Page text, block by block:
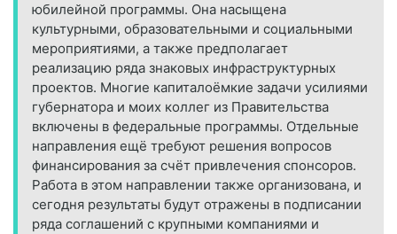
юбилейной программы. Она насыщена
культурными, образовательными и социальными
мероприятиями, а также предполагает
реализацию ряда знаковых инфраструктурных
проектов. Многие капиталоёмкие задачи усилиями
губернатора и моих коллег из Правительства
включены в федеральные программы. Отдельные
направления ещё требуют решения вопросов
финансирования за счёт привлечения спонсоров.
Работа в этом направлении также организована, и
сегодня результаты будут отражены в подписании
ряда соглашений с крупными компаниями и